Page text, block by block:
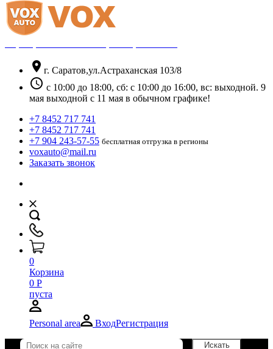
location_on г. Саратов,ул.Астраханская 103/8
schedule с 10:00 до 18:00, сб: с 10:00 до 16:00, вс: выходной. 9
мая выходной с 11 мая в обычном графике!
+7 8452 717 741
+7 8452 717 741
+7 904 243-57-55 бесплатная отгрузка в регионы
voxauto@mail.ru
Заказать звонок
0
Корзина
0 Р
пуста
Personal area ВходРегистрация